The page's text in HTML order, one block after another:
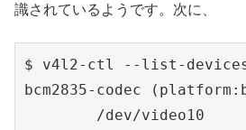
識されているようです。次に、
$ v4l2-ctl --list-
bcm2835-codec
        /dev/video10